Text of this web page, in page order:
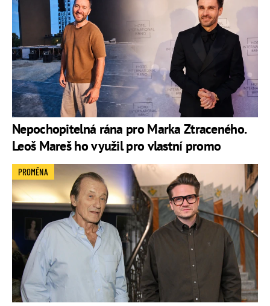
Nepochopitelná rána pro Marka Ztraceného.
Leoš Mareš ho využil pro vlastní promo
PROMĚNA